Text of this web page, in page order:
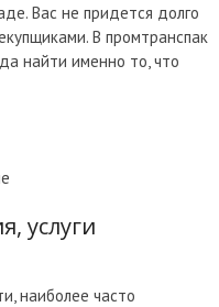
Вас не придется долго
В промтранспак
найти именно то, что
услуги
наиболее часто